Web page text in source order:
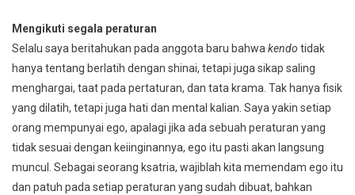
Mengikuti segala peraturan
Selalu saya beritahukan pada anggota baru bahwa kendo tidak
hanya tentang berlatih dengan shinai, tetapi juga sikap saling
menghargai, taat pada pertaturan, dan tata krama. Tak hanya fisik
yang dilatih, tetapi juga hati dan mental kalian. Saya yakin setiap
orang mempunyai ego, apalagi jika ada sebuah peraturan yang
tidak sesuai dengan keiinginannya, ego itu pasti akan langsung
muncul. Sebagai seorang ksatria, wajiblah kita memendam ego itu
dan patuh pada setiap peraturan yang sudah dibuat, bahkan